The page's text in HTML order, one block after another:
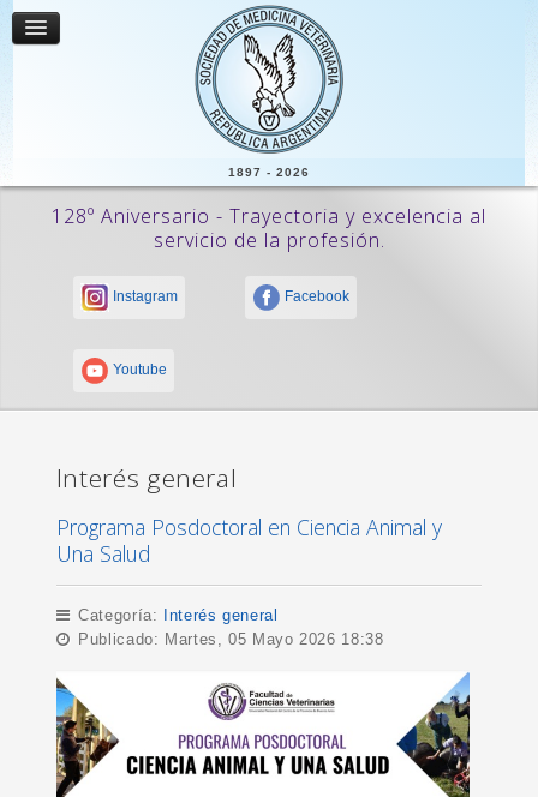
1897 - 2026
128º Aniversario - Trayectoria y excelencia al
servicio de la profesión.
Instagram Facebook
Youtube
Interés general
Programa Posdoctoral en Ciencia Animal y
Una Salud
Categoría:
Interés general
Publicado: Martes, 05 Mayo 2026 18:38